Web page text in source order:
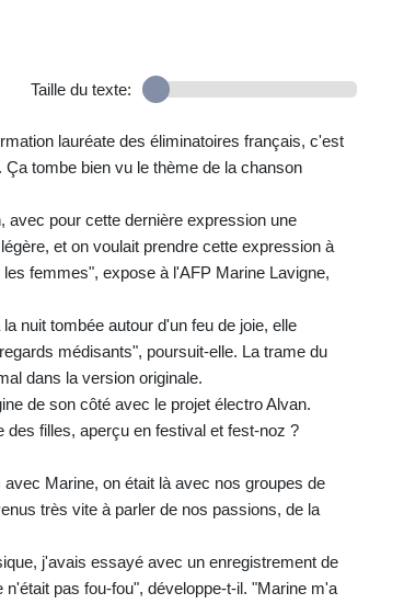
Taille du texte:
lauréate des éliminatoires français, c'est
tombe bien vu le thème de la chanson
avec pour cette dernière expression une
et on voulait prendre cette expression à
femmes", expose à l'AFP Marine Lavigne,
nuit tombée autour d'un feu de joie, elle
médisants", poursuit-elle. La trame du
dans la version originale.
de son côté avec le projet électro Alvan.
filles, aperçu en festival et fest-noz ?
Marine, on était là avec nos groupes de
très vite à parler de nos passions, de la
j'avais essayé avec un enregistrement de
pas fou-fou", développe-t-il. "Marine m'a